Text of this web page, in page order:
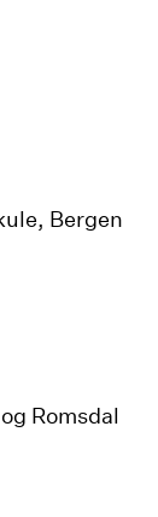
Bergen
Romsdal